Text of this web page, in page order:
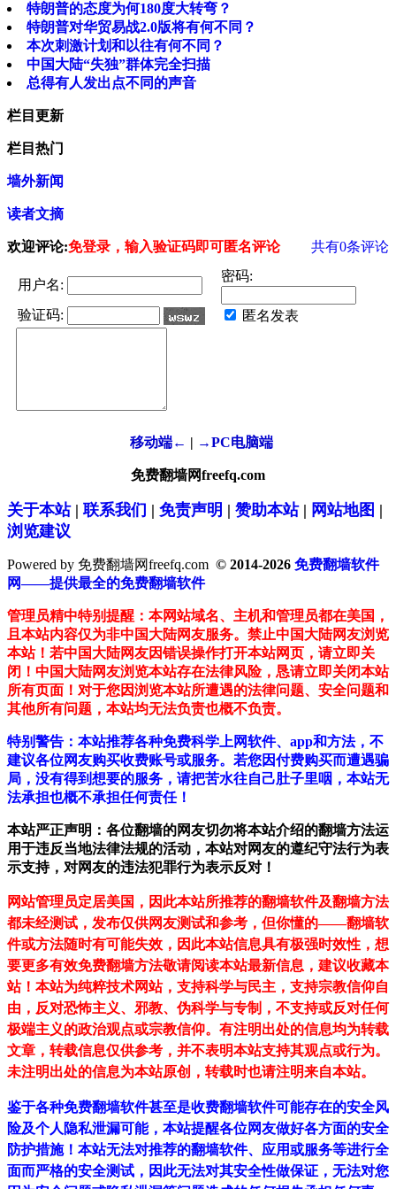
特朗普的态度为何180度大转弯？
特朗普对华贸易战2.0版将有何不同？
本次刺激计划和以往有何不同？
中国大陆“失独”群体完全扫描
总得有人发出点不同的声音
栏目更新
栏目热门
墙外新闻
读者文摘
欢迎评论:免登录，输入验证码即可匿名评论 共有0条评论
用户名:
密码:
验证码: 匿名发表
移动端← | →PC电脑端
免费翻墙网freefq.com
关于本站| 联系我们 | 免责声明 | 赞助本站| 网站地图 |
浏览建议
Powered by 免费翻墙网freefq.com © 2014-2026 免费翻墙软件
网——提供最全的免费翻墙软件
管理员精中特别提醒：本网站域名、主机和管理员都在美国，
且本站内容仅为非中国大陆网友服务。禁止中国大陆网友浏览
本站！若中国大陆网友因错误操作打开本站网页，请立即关
闭！中国大陆网友浏览本站存在法律风险，恳请立即关闭本站
所有页面！对于您因浏览本站所遭遇的法律问题、安全问题和
其他所有问题，本站均无法负责也概不负责。
特别警告：本站推荐各种免费科学上网软件、app和方法，不
建议各位网友购买收费账号或服务。若您因付费购买而遭遇骗
局，没有得到想要的服务，请把苦水往自己肚子里咽，本站无
法承担也概不承担任何责任！
本站严正声明：各位翻墙的网友切勿将本站介绍的翻墙方法运
用于违反当地法律法规的活动，本站对网友的遵纪守法行为表
示支持，对网友的违法犯罪行为表示反对！
网站管理员定居美国，因此本站所推荐的翻墙软件及翻墙方法
都未经测试，发布仅供网友测试和参考，但你懂的——翻墙软
件或方法随时有可能失效，因此本站信息具有极强时效性，想
要更多有效免费翻墙方法敬请阅读本站最新信息，建议收藏本
站！ 本站为纯粹技术网站，支持科学与民主，支持宗教信仰自
由，反对恐怖主义、邪教、伪科学与专制，不支持或反对任何
极端主义的政治观点或宗教信仰。有注明出处的信息均为转载
文章，转载信息仅供参考，并不表明本站支持其观点或行为。
未注明出处的信息为本站原创，转载时也请注明来自本站。
鉴于各种免费翻墙软件甚至是收费翻墙软件可能存在的安全风
险及个人隐私泄漏可能，本站提醒各位网友做好各方面的安全
防护措施！本站无法对推荐的翻墙软件、应用或服务等进行全
面而严格的安全测试，因此无法对其安全性做保证，无法对您